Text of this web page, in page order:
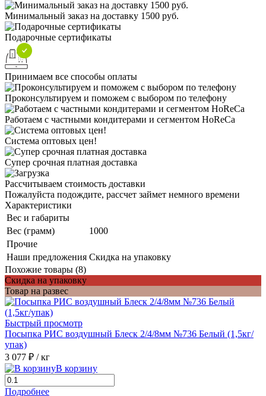
Минимальный заказ на доставку 1500 руб.
Подарочные сертификаты
Принимаем все способы оплаты
Проконсультируем и поможем с выбором по телефону
Работаем с частными кондитерами и сегментом HoReCa
Система оптовых цен!
Супер срочная платная доставка
Рассчитываем стоимость доставки
Пожалуйста подождите, рассчет займет немного времени
Характеристики
Вес и габариты
Вес (грамм)
1000
Прочие
Наши предложения Скидка на упаковку
Похожие товары (8)
Скидка на упаковку
Товар на развес
Быстрый просмотр
Посыпка РИС воздушный Блеск 2/4/8мм №736 Белый (1,5кг/
упак)
3 077 ₽ / кг
В корзину
Подробнее